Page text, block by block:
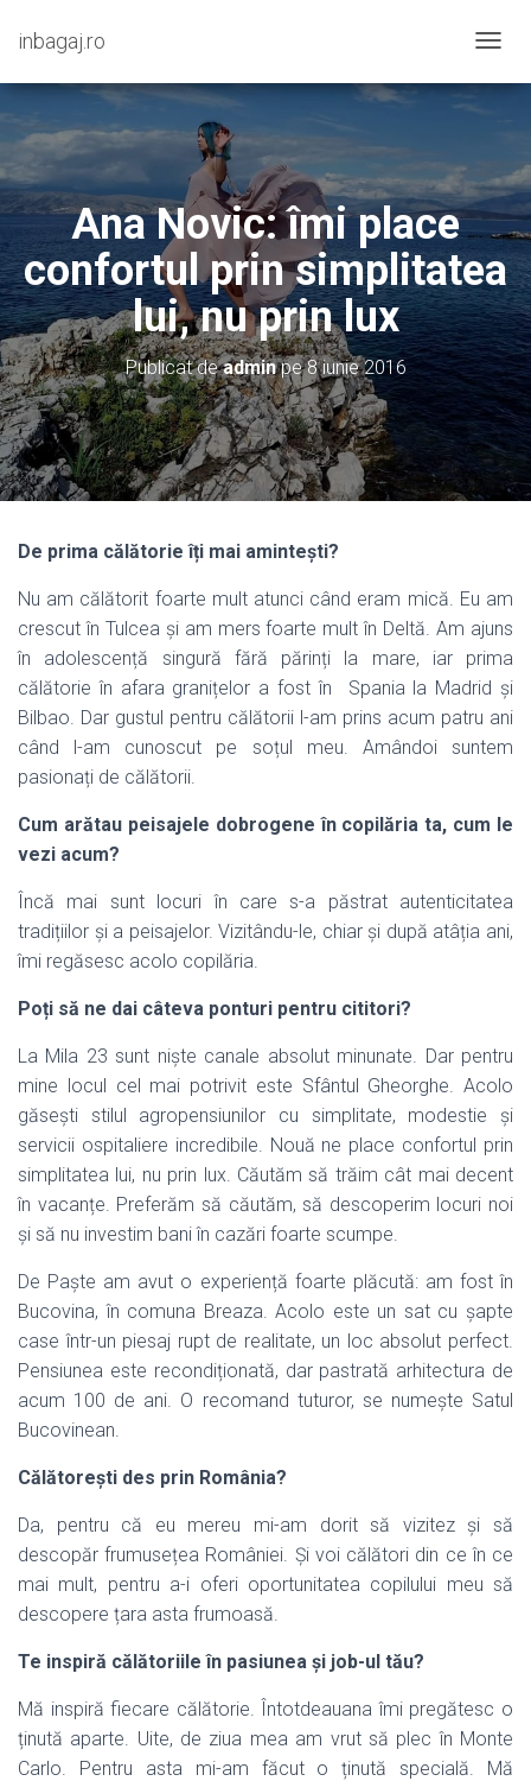
inbagaj.ro
O
N
A
V
I
G
A
E
A
Ana Novic: îmi place
confortul prin simplitatea
lui, nu prin lux
Publicat deadminpe8 iunie 2016
De prima călătorie îți mai amintești?
Nu am călătorit foarte mult atunci când eram mică. Eu am
crescut în Tulcea și am mers foarte mult în Deltă. Am ajuns
în adolescență singură fără părinți la mare, iar prima
călătorie în afara granițelor a fost în Spania la Madrid și
Bilbao. Dar gustul pentru călătorii l-am prins acum patru ani
când l-am cunoscut pe soțul meu. Amândoi suntem
pasionați de călătorii.
Cum arătau peisajele dobrogene în copilăria ta, cum le
vezi acum?
Încă mai sunt locuri în care s-a păstrat autenticitatea
tradițiilor și a peisajelor. Vizitându-le, chiar și după atâția ani,
îmi regăsesc acolo copilăria.
Poți să ne dai câteva ponturi pentru cititori?
La Mila 23 sunt niște canale absolut minunate. Dar pentru
mine locul cel mai potrivit este Sfântul Gheorghe. Acolo
găsești stilul agropensiunilor cu simplitate, modestie și
servicii ospitaliere incredibile. Nouă ne place confortul prin
simplitatea lui, nu prin lux. Căutăm să trăim cât mai decent
în vacanțe. Preferăm să căutăm, să descoperim locuri noi
și să nu investim bani în cazări foarte scumpe.
De Paște am avut o experiență foarte plăcută: am fost în
Bucovina, în comuna Breaza. Acolo este un sat cu șapte
case într-un piesaj rupt de realitate, un loc absolut perfect.
Pensiunea este recondiționată, dar pastrată arhitectura de
acum 100 de ani. O recomand tuturor, se numește Satul
Bucovinean.
Călătorești des prin România?
Da, pentru că eu mereu mi-am dorit să vizitez și să
descopăr frumusețea României. Și voi călători din ce în ce
mai mult, pentru a-i oferi oportunitatea copilului meu să
descopere țara asta frumoasă.
Te inspiră călătoriile în pasiunea și job-ul tău?
Mă inspiră fiecare călătorie. Întotdeauana îmi pregătesc o
ținută aparte. Uite, de ziua mea am vrut să plec în Monte
Carlo. Pentru asta mi-am făcut o ținută specială. Mă